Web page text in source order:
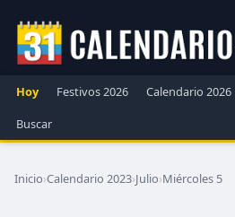
Hoy Festivos 2026 Calendario 2026
Buscar
Inicio›Calendario 2023›Julio›Miércoles 5